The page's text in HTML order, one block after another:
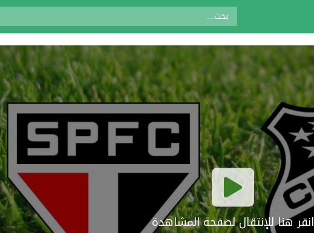
انقر هنا للإنتقال لصفحة المشاهدة